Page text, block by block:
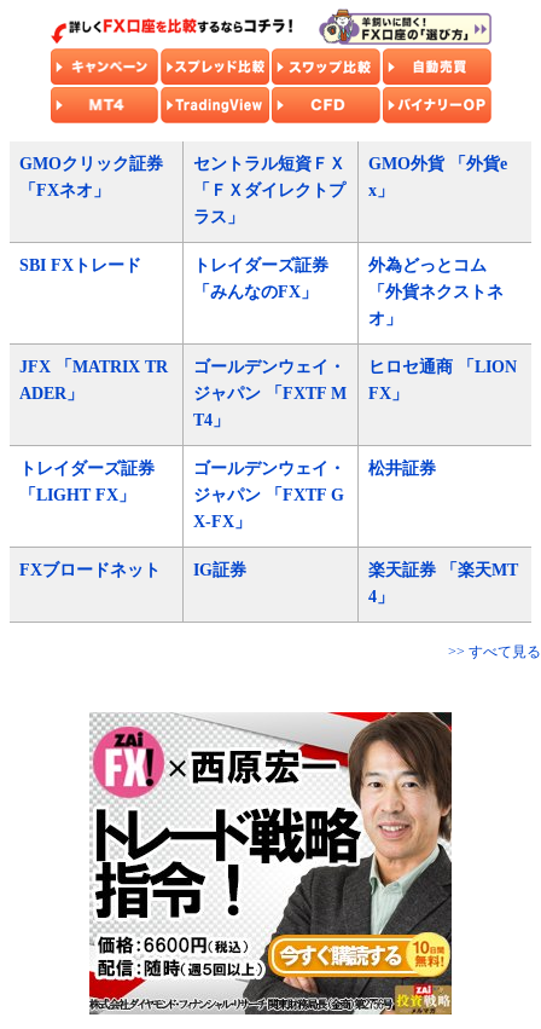
GMOクリック証券
「FXネオ」
セントラル短資ＦＸ
「ＦＸダイレクトプ
ラス」
GMO外貨 「外貨e
x」
SBI FXトレード
トレイダーズ証券
「みんなのFX」
外為どっとコム
「外貨ネクストネ
オ」
JFX 「MATRIX TR
ADER」
ゴールデンウェイ・
ジャパン 「FXTF M
T4」
ヒロセ通商 「LION
FX」
トレイダーズ証券
「LIGHT FX」
ゴールデンウェイ・
ジャパン 「FXTF G
X-FX」
松井証券
FXブロードネット IG証券
楽天証券 「楽天MT
4」
>> すべて見る